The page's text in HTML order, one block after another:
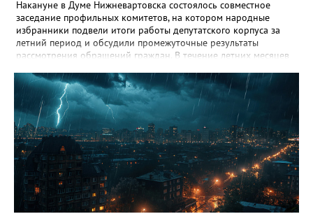
Накануне в Думе Нижневартовска состоялось совместное
заседание профильных комитетов, на котором народные
избранники подвели итоги работы депутатского корпуса за
летний период и обсудили промежуточные результаты
рассмотрения обращений граждан. В течение летних месяцев
осмотрели городские лагеря отдыха, проинспектировали
проблемные локации, на которые указывали жители, побывали
на территориях, где уже реализуются проекты благоустройства,
но требуют доработки, а также оценили участки, потенциально
пригодные для создания новых скверов. Комитет по
социальным вопросам держит на постоянном контроле
организацию детского летнего отдыха. Депутаты дали
положительную оценку проведённой кампании, отметив
широкое разнообразие направлений и программ,
полноценную материально-техническую оснащённость
лагерей, а также соблюдение мер безопасности и санитарных